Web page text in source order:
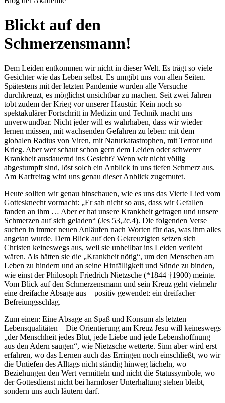
Blickt auf den
Schmerzensmann!
Dem Leiden entkommen wir nicht in dieser Welt. Es trägt so viele
Gesichter wie das Leben selbst. Es umgibt uns von allen Seiten.
Spätestens mit der letzten Pandemie wurden alle Versuche
durchkreuzt, es möglichst unsichtbar zu machen. Seit zwei Jahren
tobt zudem der Krieg vor unserer Haustür. Kein noch so
spektakulärer Fortschritt in Medizin und Technik macht uns
unverwundbar. Nicht jeder will es wahrhaben, dass wir wieder
lernen müssen, mit wachsenden Gefahren zu leben: mit dem
globalen Radius von Viren, mit Naturkatastrophen, mit Terror und
Krieg. Aber wer schaut schon gern dem Leiden oder schwerer
Krankheit ausdauernd ins Gesicht? Wenn wir nicht völlig
abgestumpft sind, löst solch ein Anblick in uns tiefen Schmerz aus.
Am Karfreitag wird uns genau dieser Anblick zugemutet.
Heute sollten wir genau hinschauen, wie es uns das Vierte Lied vom
Gottesknecht vormacht: „Er sah nicht so aus, dass wir Gefallen
fanden an ihm … Aber er hat unsere Krankheit getragen und unsere
Schmerzen auf sich geladen“ (Jes 53,2c.4). Die folgenden Verse
suchen in immer neuen Anläufen nach Worten für das, was ihm alles
angetan wurde. Dem Blick auf den Gekreuzigten setzen sich
Christen keineswegs aus, weil sie unheilbar ins Leiden verliebt
wären. Als hätten sie die „Krankheit nötig“, um den Menschen am
Leben zu hindern und an seine Hinfälligkeit und Sünde zu binden,
wie einst der Philosoph Friedrich Nietzsche (*1844 †1900) meinte.
Vom Blick auf den Schmerzensmann und sein Kreuz geht vielmehr
eine dreifache Absage aus – positiv gewendet: ein dreifacher
Befreiungsschlag.
Zum einen: Eine Absage an Spaß und Konsum als letzten
Lebensqualitäten – Die Orientierung am Kreuz Jesu will keineswegs
„der Menschheit jedes Blut, jede Liebe und jede Lebenshoffnung
aus den Adern saugen“, wie Nietzsche wetterte. Sinn aber wird erst
erfahren, wo das Lernen auch das Erringen noch einschließt, wo wir
die Untiefen des Alltags nicht ständig hinweg lächeln, wo
Beziehungen den Wert vermitteln und nicht die Statussymbole, wo
der Gottesdienst nicht bei harmloser Unterhaltung stehen bleibt,
sondern uns auch läutern darf.